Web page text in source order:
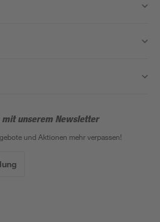
mit unserem Newsletter
und Aktionen mehr verpassen!